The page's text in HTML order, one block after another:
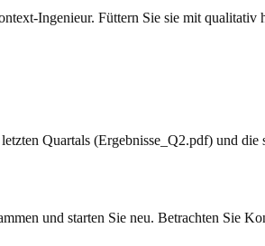
Ingenieur. Füttern Sie sie mit qualitativ
Quartals (Ergebnisse_Q2.pdf) und die
und starten Sie neu. Betrachten Sie